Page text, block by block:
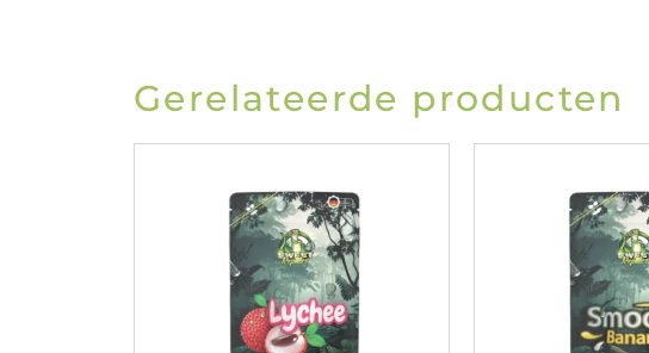
Gerelateerde producten